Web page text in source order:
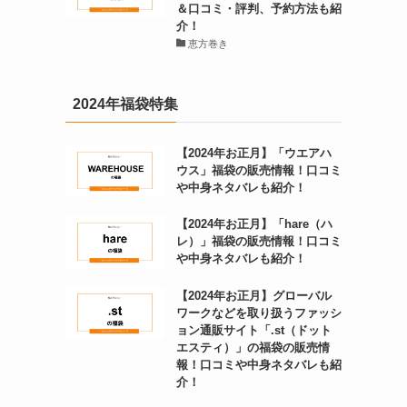
＆口コミ・評判、予約方法も紹
介！
恵方巻き
2024年福袋特集
【2024年お正月】「ウエアハ
ウス」福袋の販売情報！口コミ
や中身ネタバレも紹介！
【2024年お正月】「hare（ハ
レ）」福袋の販売情報！口コミ
や中身ネタバレも紹介！
【2024年お正月】グローバル
ワークなどを取り扱うファッシ
ョン通販サイト「.st（ドット
エスティ）」の福袋の販売情
報！口コミや中身ネタバレも紹
介！